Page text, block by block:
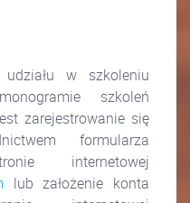
w szkoleniu
szkoleń
zarejestrowanie się
formularza
internetowej
lub założenie konta